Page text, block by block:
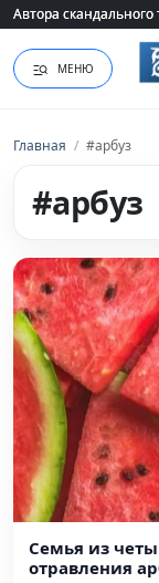
Автора скандального
Автора скандального
МЕНЮ
Главная / #арбуз
#арбуз
Семья из
отравления